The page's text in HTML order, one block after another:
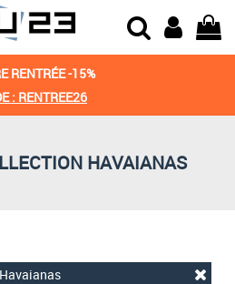
RENTRÉE -15%
: RENTREE26
HAVAIANAS
Havaianas